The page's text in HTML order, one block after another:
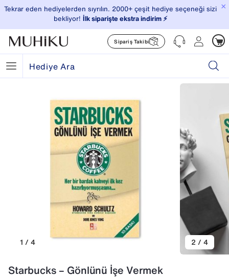
×
Tekrar eden hediyelerden sıyrılın. 2000+ çeşit hediye seçeneği sizi
bekliyor! İlk siparişte ekstra indirim ⚡️
Sipariş Takibi
1 / 4 2 / 4
Starbucks – Gönlünü İşe Vermek